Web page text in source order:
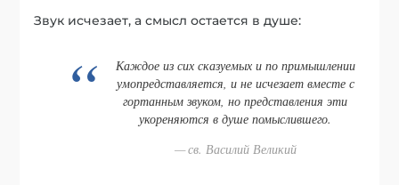
Звук исчезает, а смысл остается в душе:
Каждое из сих сказуемых и по примышлении
умопредставляется, и не исчезает вместе с
гортанным звуком, но представления эти
укореняются в душе помыслившего.
св. Василий Великий